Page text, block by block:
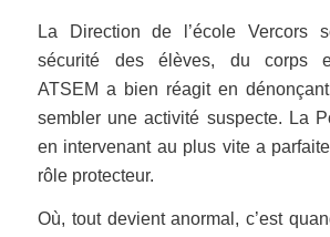
La Direction de l’école Vercors
sécurité des élèves, du corps
ATSEM a bien réagit en
sembler une activité suspecte. La
en intervenant au plus vite a
rôle protecteur.
Où, tout devient anormal, c’est